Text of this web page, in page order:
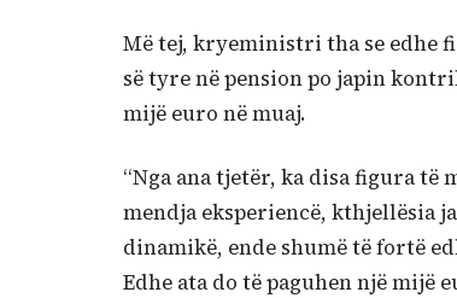
Më tej, kryeministri tha se edhe
së tyre në pension po japin
mijë euro në muaj.
“Nga ana tjetër, ka disa figura të
mendja eksperiencë, kthjellësia
dinamikë, ende shumë të fortë
Edhe ata do të paguhen një mijë